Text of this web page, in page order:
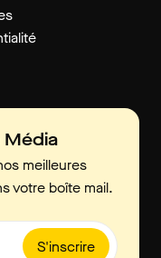
meilleures
votre boîte mail.
S'inscrire